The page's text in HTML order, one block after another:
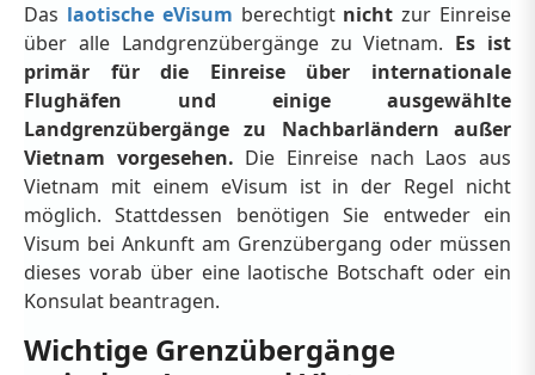
Das laotische eVisum berechtigt nicht zur Einreise
über alle Landgrenzübergänge zu Vietnam. Es ist
primär für die Einreise über internationale
Flughäfen und einige ausgewählte
Landgrenzübergänge zu Nachbarländern außer
Vietnam vorgesehen. Die Einreise nach Laos aus
Vietnam mit einem eVisum ist in der Regel nicht
möglich. Stattdessen benötigen Sie entweder ein
Visum bei Ankunft am Grenzübergang oder müssen
dieses vorab über eine laotische Botschaft oder ein
Konsulat beantragen.
Wichtige Grenzübergänge